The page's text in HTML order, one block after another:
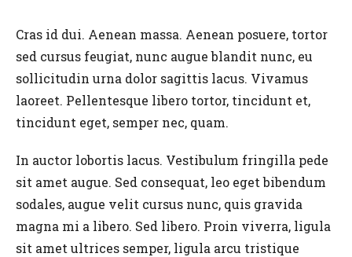
Cras id dui. Aenean massa. Aenean posuere, tortor
sed cursus feugiat, nunc augue blandit nunc, eu
sollicitudin urna dolor sagittis lacus. Vivamus
laoreet. Pellentesque libero tortor, tincidunt et,
tincidunt eget, semper nec, quam.
In auctor lobortis lacus. Vestibulum fringilla pede
sit amet augue. Sed consequat, leo eget bibendum
sodales, augue velit cursus nunc, quis gravida
magna mi a libero. Sed libero. Proin viverra, ligula
sit amet ultrices semper, ligula arcu tristique